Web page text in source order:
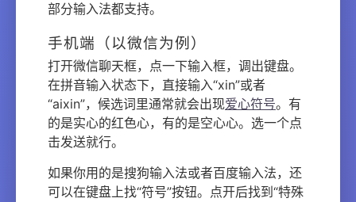
部分输入法都支持。
手机端（以微信为例）
打开微信聊天框，点一下输入框，调出键盘。
在拼音输入状态下，直接输入“xin”或者
“aixin”，候选词里通常就会出现爱心符号。有
的是实心的红色心，有的是空心心。选一个点
击发送就行。
如果你用的是搜狗输入法或者百度输入法，还
可以在键盘上找“符号”按钮。点开后找到“特殊